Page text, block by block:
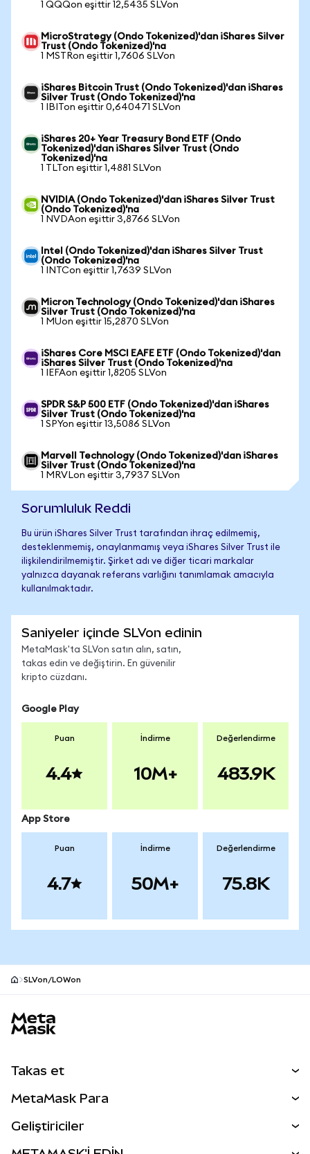
1 QQQon eşittir 12,5435 SLVon
MicroStrategy (Ondo Tokenized)'dan iShares Silver
Trust (Ondo Tokenized)'na
1 MSTRon eşittir 1,7606 SLVon
iShares Bitcoin Trust (Ondo Tokenized)'dan iShares
Silver Trust (Ondo Tokenized)'na
1 IBITon eşittir 0,640471 SLVon
iShares 20+ Year Treasury Bond ETF (Ondo
Tokenized)'dan iShares Silver Trust (Ondo
Tokenized)'na
1 TLTon eşittir 1,4881 SLVon
NVIDIA (Ondo Tokenized)'dan iShares Silver Trust
(Ondo Tokenized)'na
1 NVDAon eşittir 3,8766 SLVon
Intel (Ondo Tokenized)'dan iShares Silver Trust
(Ondo Tokenized)'na
1 INTCon eşittir 1,7639 SLVon
Micron Technology (Ondo Tokenized)'dan iShares
Silver Trust (Ondo Tokenized)'na
1 MUon eşittir 15,2870 SLVon
iShares Core MSCI EAFE ETF (Ondo Tokenized)'dan
iShares Silver Trust (Ondo Tokenized)'na
1 IEFAon eşittir 1,8205 SLVon
SPDR S&P 500 ETF (Ondo Tokenized)'dan iShares
Silver Trust (Ondo Tokenized)'na
1 SPYon eşittir 13,5086 SLVon
Marvell Technology (Ondo Tokenized)'dan iShares
Silver Trust (Ondo Tokenized)'na
1 MRVLon eşittir 3,7937 SLVon
Sorumluluk Reddi
Bu ürün iShares Silver Trust tarafından ihraç edilmemiş,
desteklenmemiş, onaylanmamış veya iShares Silver Trust ile
ilişkilendirilmemiştir. Şirket adı ve diğer ticari markalar
yalnızca dayanak referans varlığını tanımlamak amacıyla
kullanılmaktadır.
Saniyeler içinde SLVon edinin
MetaMask'ta SLVon satın alın, satın,
takas edin ve değiştirin. En güvenilir
kripto cüzdanı.
Google Play
Puan
4.4
İndirme
10M+
Değerlendirme
483.9K
App Store
Puan
4.7
İndirme
50M+
Değerlendirme
75.8K
SLVon/LOWon
Takas et
Perps
MetaMask Para
Geliştiriciler